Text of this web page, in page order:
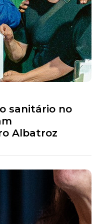
sanitário no
Albatroz